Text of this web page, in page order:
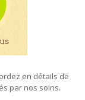
en détails de
par nos soins.